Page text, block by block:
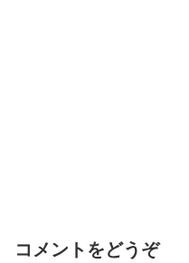
コメントをどうぞ